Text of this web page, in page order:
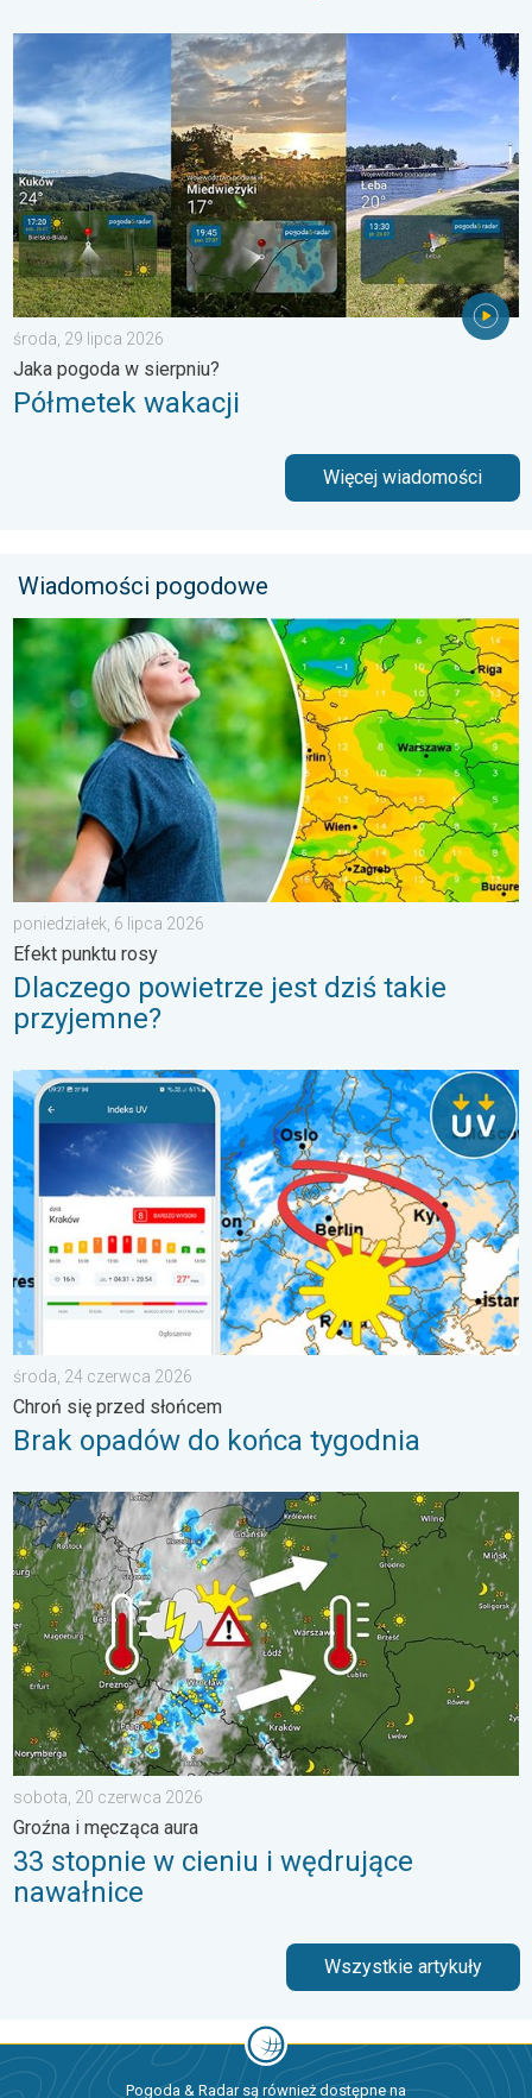
Półmetek wakacji. Jaka pogoda w sierpniu?. . . środa, 29
środa, 29 lipca 2026
Jaka pogoda w sierpniu?
Półmetek wakacji
Więcej wiadomości
Wiadomości pogodowe
Dlaczego powietrze jest dziś takie przyjemne?. Efekt punktu
poniedziałek, 6 lipca 2026
Efekt punktu rosy
Dlaczego powietrze jest dziś takie
przyjemne?
Brak opadów do końca tygodnia. Chroń się przed słońcem. .
środa, 24 czerwca 2026
Chroń się przed słońcem
Brak opadów do końca tygodnia
33 stopnie w cieniu i wędrujące nawałnice. Groźna i
sobota, 20 czerwca 2026
Groźna i męcząca aura
33 stopnie w cieniu i wędrujące
nawałnice
Wszystkie artykuły
Pogoda & Radar są również dostępne na